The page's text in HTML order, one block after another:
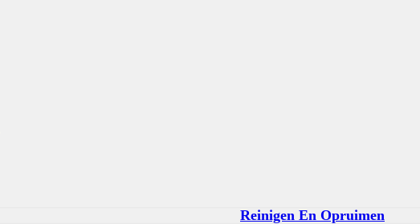
Reinigen En Opruimen